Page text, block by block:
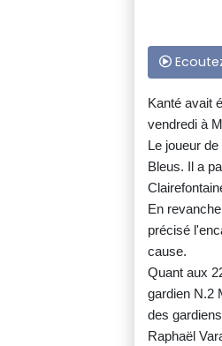
Kanté avait
vendredi à
Le joueur
Bleus. Il a
En
précisé
cause.
Quant aux
gardien N.2
des
Raphaël